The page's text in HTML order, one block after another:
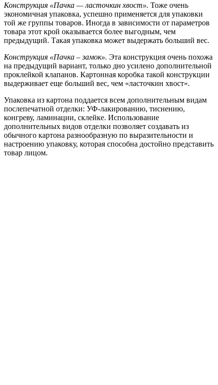
Конструкция «Пачка — ласточкин хвост». Тоже очень
экономичная упаковка, успешно применяется для упаковки
той же группы товаров. Иногда в зависимости от параметров
товара этот крой оказывается более выгодным, чем
предыдущий. Такая упаковка может выдержать больший вес.
Конструкция «Пачка – замок». Эта конструкция очень похожа
на предыдущий вариант, только дно усилено дополнительной
проклейкой клапанов. Картонная коробка такой конструкции
выдерживает еще больший вес, чем «ласточкин хвост».
Упаковка из картона поддается всем дополнительным видам
послепечатной отделки: УФ-лакированию, тиснению,
конгреву, ламинации, склейке. Использование
дополнительных видов отделки позволяет создавать из
обычного картона разнообразную по выразительности и
настроению упаковку, которая способна достойно представить
товар лицом.